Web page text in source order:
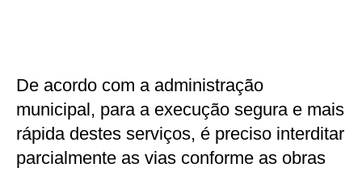
De acordo com a administração
municipal, para a execução segura e mais
rápida destes serviços, é preciso interditar
parcialmente as vias conforme as obras